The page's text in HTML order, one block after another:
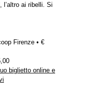
l’altro ai ribelli. Si
Firenze • €
biglietto online e